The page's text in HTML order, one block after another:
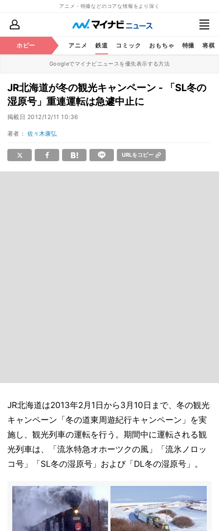
アニメ・特撮などのコアな情報をより深く
ホビー アニメ 鉄道 コミック おもちゃ 特撮 将棋
Googleでマイナビニュースを優先表示する方法
JR北海道が冬の観光キャンペーン - 「SL冬の
湿原号」重連運転は急遽中止に
掲載日 2012/12/11 10:36
著者： 佐々木康弘
URLをコピー
JR北海道は2013年2月1日から3月10日まで、冬の観光
キャンペーン「冬の道東周遊紀行キャンペーン」を実
施し、観光列車の運転を行う。期間中に運転される観
光列車は、「流氷特急オホーツクの風」「流氷ノロッ
コ号」「SL冬の湿原号」および「DL冬の湿原号」。